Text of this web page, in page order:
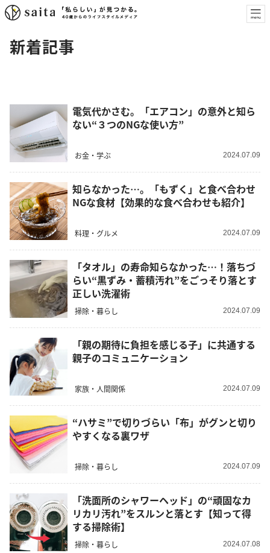
新着記事
電気代かさむ。「エアコン」の意外と知ら
ない“３つのNGな使い方”
お金・学ぶ 2024.07.09
知らなかった…。「もずく」と食べ合わせ
NGな食材【効果的な食べ合わせも紹介】
料理・グルメ 2024.07.09
「タオル」の寿命知らなかった…！落ちづ
らい“黒ずみ・蓄積汚れ”をごっそり落とす
正しい洗濯術
掃除・暮らし 2024.07.09
「親の期待に負担を感じる子」に共通する
親子のコミュニケーション
家族・人間関係 2024.07.09
“ハサミ”で切りづらい「布」がグンと切り
やすくなる裏ワザ
掃除・暮らし 2024.07.09
「洗面所のシャワーヘッド」の“頑固なカ
リカリ汚れ”をスルンと落とす【知って得
する掃除術】
掃除・暮らし 2024.07.08